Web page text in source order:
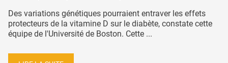
Des variations génétiques pourraient entraver les effets
protecteurs de la vitamine D sur le diabète, constate cette
équipe de l'Université de Boston. Cette ...